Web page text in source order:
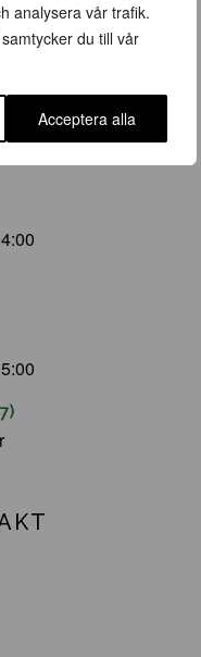
analysera vår trafik.
du till vår
Acceptera alla